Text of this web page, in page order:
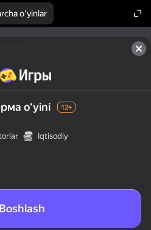
o'yinlar
oʻyini 12+
Iqtisodiy
Boshlash